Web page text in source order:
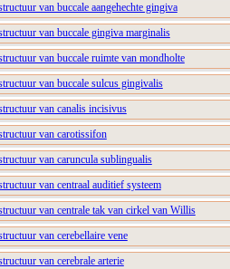
van buccale aangehechte gingiva
van buccale gingiva marginalis
van buccale ruimte van mondholte
van buccale sulcus gingivalis
van canalis incisivus
van carotissifon
van caruncula sublingualis
van centraal auditief systeem
van centrale tak van cirkel van Willis
van cerebellaire vene
van cerebrale arterie